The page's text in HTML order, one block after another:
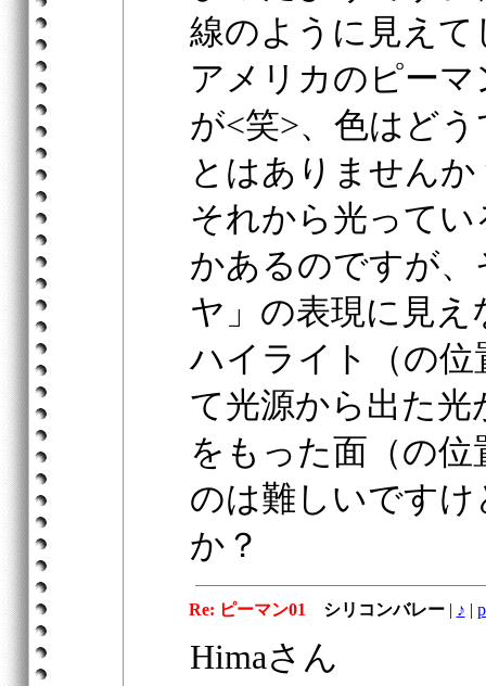
線のように見え
アメリカのピー
が<笑>、色はど
とはありませんか
それから光って
かあるのですが
ヤ」の表現に見え
ハイライト（の位
て光源から出た光
をもった面（の
のは難しいです
か？
Re: ピーマン01 シリコンバレー | ♪ |
Himaさん